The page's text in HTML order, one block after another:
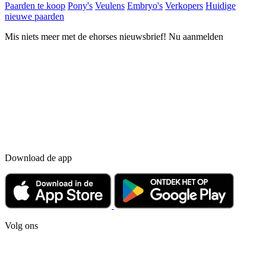
Paarden te koop Pony's Veulens Embryo's Verkopers Huidige
nieuwe paarden
Mis niets meer met de ehorses nieuwsbrief! Nu aanmelden
Download de app
Volg ons